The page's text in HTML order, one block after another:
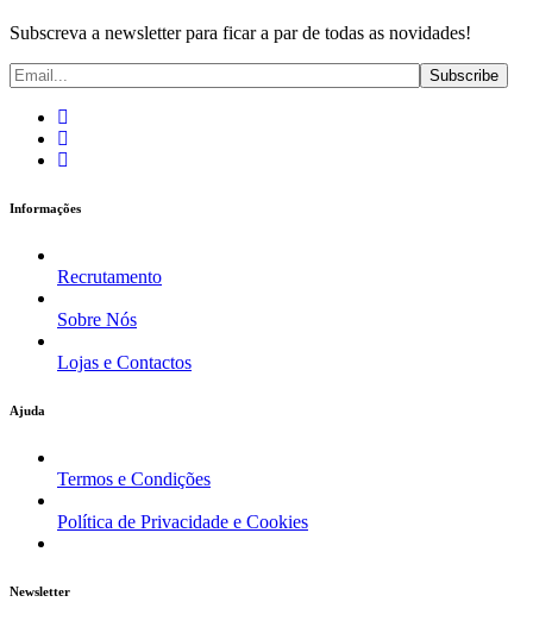
Subscreva a newsletter para ficar a par de todas as novidades!
Informações
Recrutamento
Sobre Nós
Lojas e Contactos
Ajuda
Termos e Condições
Política de Privacidade e Cookies
Newsletter